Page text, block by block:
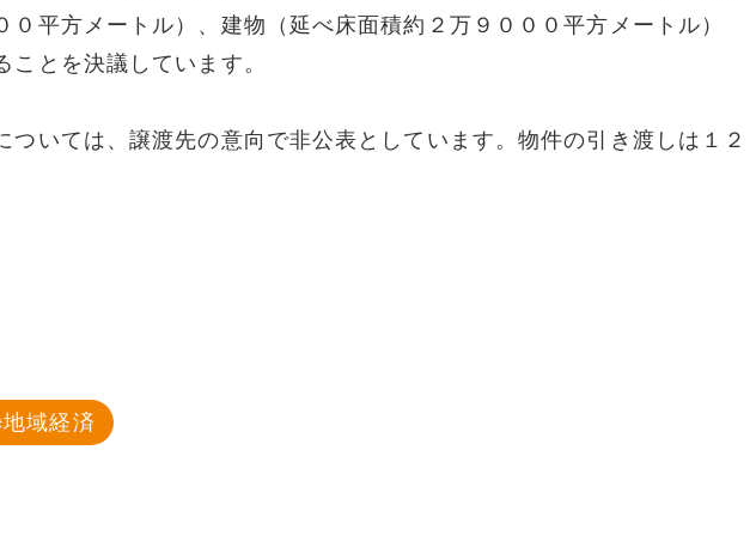
０平方メートル）、建物（延べ床面積約２万９０００平方メートル）
ことを決議しています。
ついては、譲渡先の意向で非公表としています。物件の引き渡しは１２
地域経済